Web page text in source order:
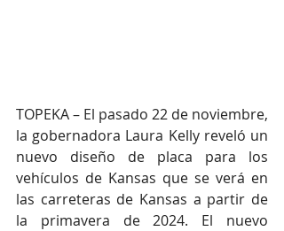
TOPEKA – El pasado 22 de noviembre,
la gobernadora Laura Kelly reveló un
nuevo diseño de placa para los
vehículos de Kansas que se verá en
las carreteras de Kansas a partir de
la primavera de 2024. El nuevo